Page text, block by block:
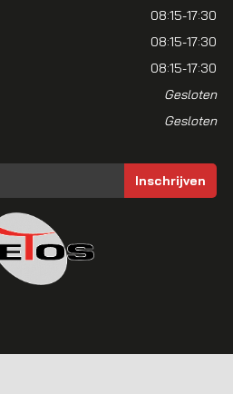
08:15-17:30
08:15-17:30
08:15-17:30
Gesloten
Gesloten